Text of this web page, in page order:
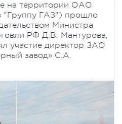
на территории ОАО
"Группу ГАЗ") прошло
Министра
РФ Д.В. Мантурова,
участие директор ЗАО
завод» С.А.